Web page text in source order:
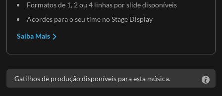
Formatos de 1, 2 ou 4 linhas por slide disponíveis
Acordes para o seu time no Stage Display
Saiba Mais
Gatilhos de produção disponíveis para esta música.